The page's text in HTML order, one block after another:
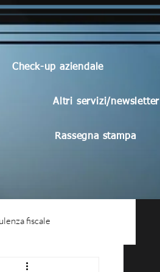
Check-up aziendale
Altri servizi/newsletter
Rassegna stampa
fiscale